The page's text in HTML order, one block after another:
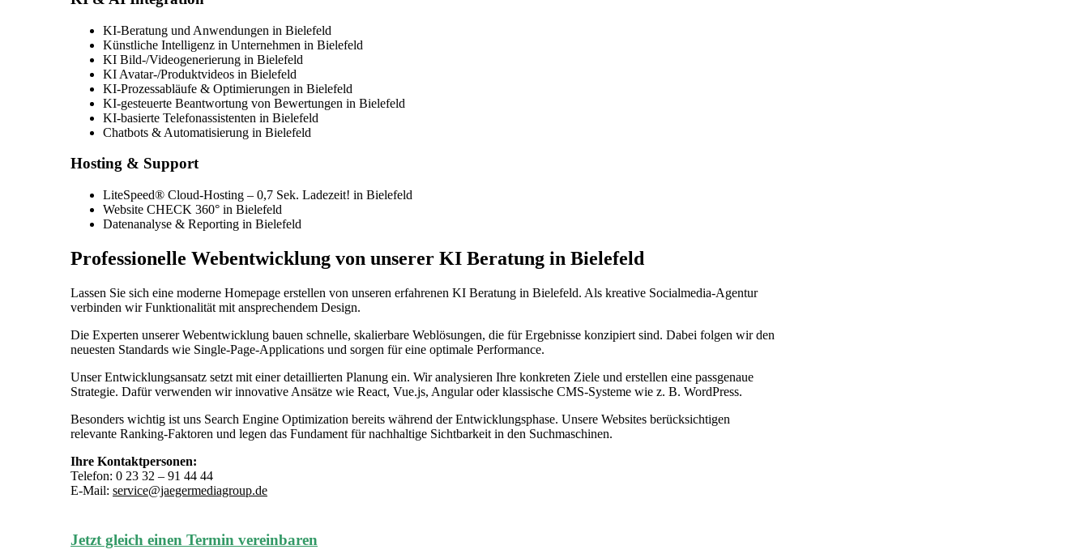
KI-Beratung und Anwendungen in Bielefeld
Künstliche Intelligenz in Unternehmen in Bielefeld
KI Bild-/Videogenerierung in Bielefeld
KI Avatar-/Produktvideos in Bielefeld
KI-Prozessabläufe & Optimierungen in Bielefeld
KI-gesteuerte Beantwortung von Bewertungen in Bielefeld
KI-basierte Telefonassistenten in Bielefeld
Chatbots & Automatisierung in Bielefeld
Hosting & Support
LiteSpeed® Cloud-Hosting – 0,7 Sek. Ladezeit! in Bielefeld
Website CHECK 360° in Bielefeld
Datenanalyse & Reporting in Bielefeld
Professionelle Webentwicklung von unserer KI Beratung in Bielefeld
Lassen Sie sich eine moderne Homepage erstellen von unseren erfahrenen KI Beratung in Bielefeld. Als kreative Socialmedia-Agentur
verbinden wir Funktionalität mit ansprechendem Design.
Die Experten unserer Webentwicklung bauen schnelle, skalierbare Weblösungen, die für Ergebnisse konzipiert sind. Dabei folgen wir den
neuesten Standards wie Single-Page-Applications und sorgen für eine optimale Performance.
Unser Entwicklungsansatz setzt mit einer detaillierten Planung ein. Wir analysieren Ihre konkreten Ziele und erstellen eine passgenaue
Strategie. Dafür verwenden wir innovative Ansätze wie React, Vue.js, Angular oder klassische CMS-Systeme wie z. B. WordPress.
Besonders wichtig ist uns Search Engine Optimization bereits während der Entwicklungsphase. Unsere Websites berücksichtigen
relevante Ranking-Faktoren und legen das Fundament für nachhaltige Sichtbarkeit in den Suchmaschinen.
Ihre Kontaktpersonen:
Telefon: 0 23 32 – 91 44 44
E-Mail: service@jaegermediagroup.de
Jetzt gleich einen Termin vereinbaren